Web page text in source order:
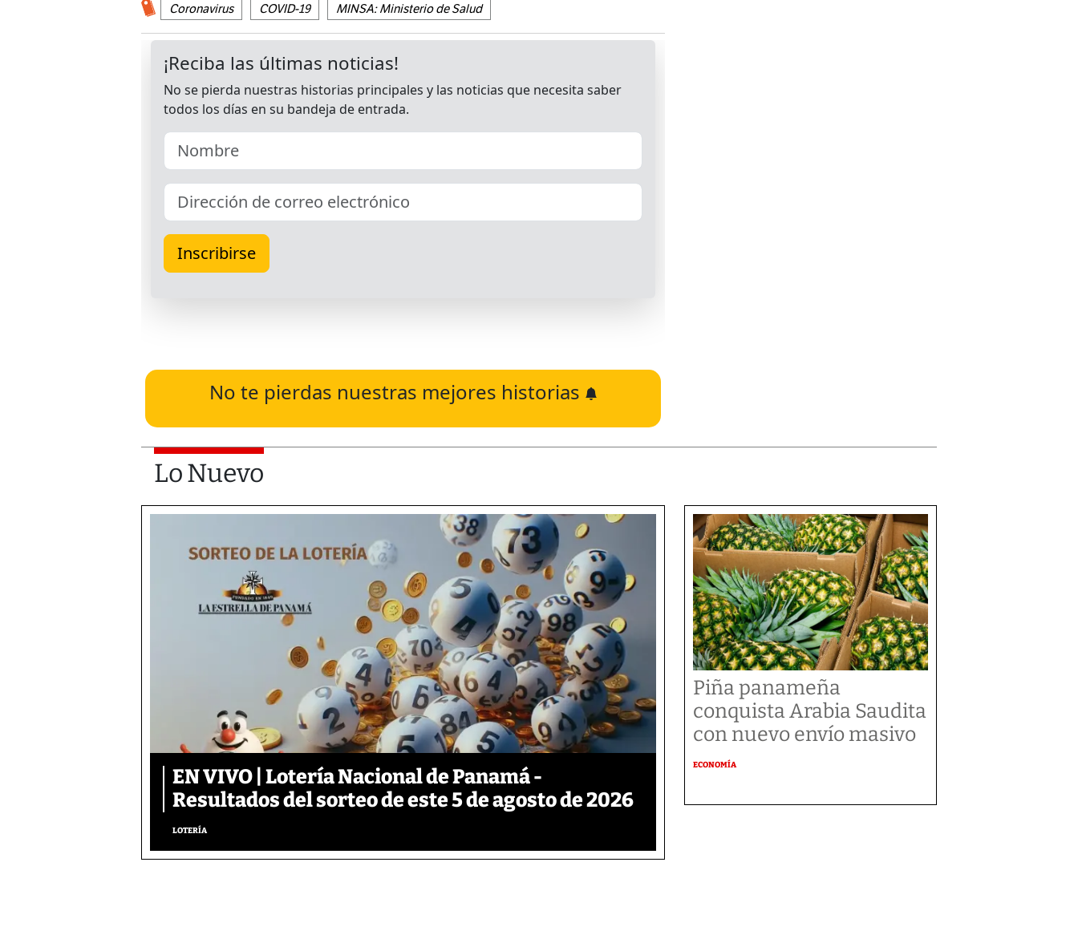
Coronavirus COVID-19 MINSA: Ministerio de Salud
No te pierdas nuestras mejores historias
Lo Nuevo
EN VIVO | Lotería Nacional de Panamá -
Resultados del sorteo de este 5 de agosto de 2026
LOTERÍA
Piña panameña
conquista Arabia Saudita
con nuevo envío masivo
ECONOMÍA